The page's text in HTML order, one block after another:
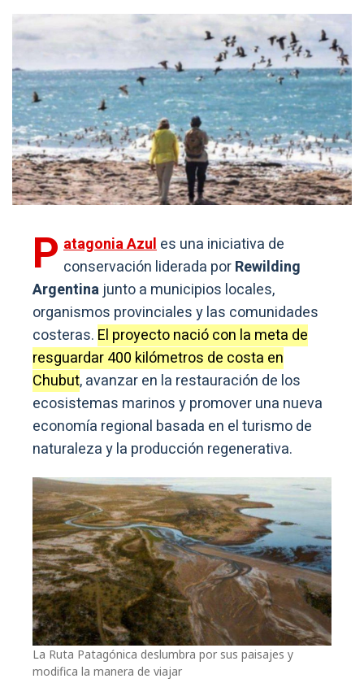
P atagonia Azules una iniciativa de
conservación liderada porRewilding
Argentina junto a municipios locales,
organismos provinciales y las comunidades
costeras. El proyecto nació con la meta de
resguardar 400 kilómetros de costa en
Chubut, avanzar en la restauración de los
ecosistemas marinos y promover una nueva
economía regional basada en el turismo de
naturaleza y la producción regenerativa.
La Ruta Patagónica deslumbra por sus paisajes y
modifica la manera de viajar